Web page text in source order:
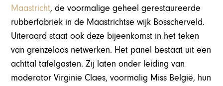
Maastricht, de voormalige geheel gerestaureerde
rubberfabriek in de Maastrichtse wijk Bosscherveld.
Uiteraard staat ook deze bijeenkomst in het teken
van grenzeloos netwerken. Het panel bestaat uit een
achttal tafelgasten. Zij laten onder leiding van
moderator Virginie Claes, voormalig Miss België, hun